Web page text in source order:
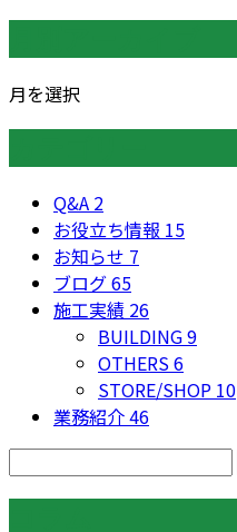
月を選択
Q&A 2
お役立ち情報 15
お知らせ 7
ブログ65
施工実績 26
BUILDING9
OTHERS6
STORE/SHOP 10
業務紹介46